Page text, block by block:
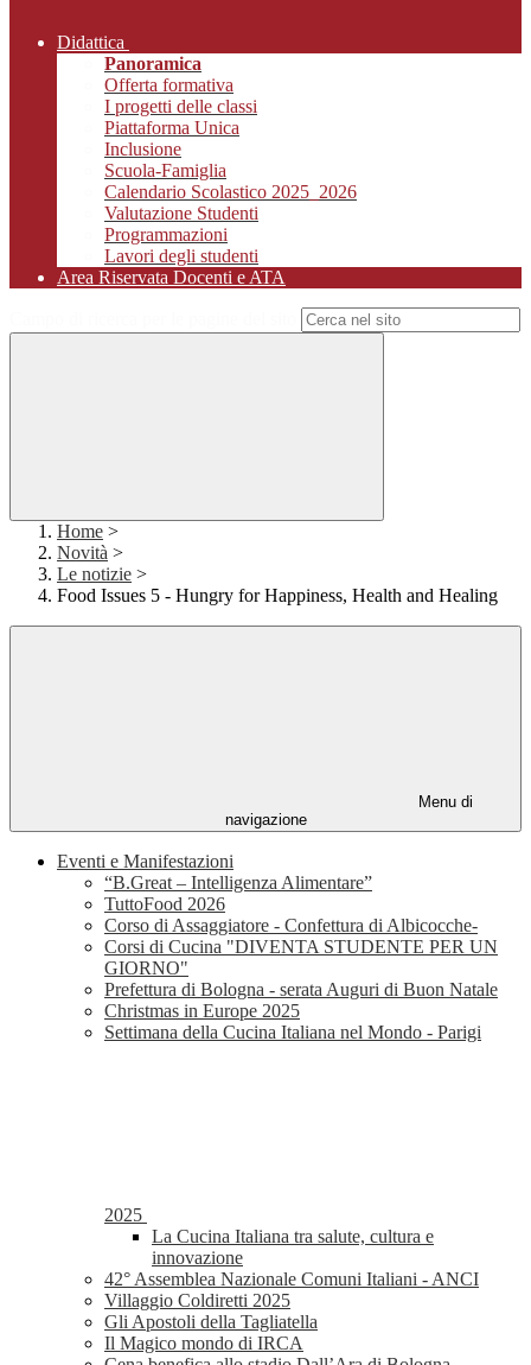
Didattica
Panoramica
Offerta formativa
I progetti delle classi
Piattaforma Unica
Inclusione
Scuola-Famiglia
Calendario Scolastico 2025_2026
Valutazione Studenti
Programmazioni
Lavori degli studenti
Area Riservata Docenti e ATA
Home >
Novità >
Le notizie >
Food Issues 5 - Hungry for Happiness, Health and Healing
Menu di
navigazione
Eventi e Manifestazioni
“B.Great – Intelligenza Alimentare”
TuttoFood 2026
Corso di Assaggiatore - Confettura di Albicocche-
Corsi di Cucina "DIVENTA STUDENTE PER UN
GIORNO"
Prefettura di Bologna - serata Auguri di Buon Natale
Christmas in Europe 2025
Settimana della Cucina Italiana nel Mondo - Parigi
2025
La Cucina Italiana tra salute, cultura e
innovazione
42° Assemblea Nazionale Comuni Italiani - ANCI
Villaggio Coldiretti 2025
Gli Apostoli della Tagliatella
Il Magico mondo di IRCA